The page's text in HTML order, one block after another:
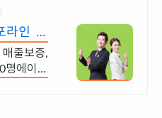
라인 빠
출보증,
명에이전